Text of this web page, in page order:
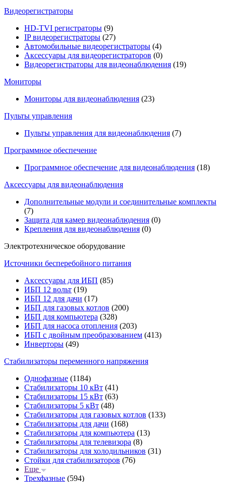
Видеорегистраторы
HD-TVI регистраторы (9)
IP видеорегистраторы (27)
Автомобильные видеорегистраторы (4)
Аксессуары для видеорегистраторов (0)
Видеорегистраторы для видеонаблюдения (19)
Мониторы
Мониторы для видеонаблюдения (23)
Пульты управления
Пульты управления для видеонаблюдения (7)
Программное обеспечение
Программное обеспечение для видеонаблюдения (18)
Аксессуары для видеонаблюдения
Дополнительные модули и соединительные комплекты
(7)
Защита для камер видеонаблюдения (0)
Крепления для видеонаблюдения (0)
Электротехническое оборудование
Источники бесперебойного питания
Аксессуары для ИБП (85)
ИБП 12 вольт (19)
ИБП 12 для дачи (17)
ИБП для газовых котлов (200)
ИБП для компьютера (328)
ИБП для насоса отопления (203)
ИБП с двойным преобразованием (413)
Инверторы (49)
Стабилизаторы переменного напряжения
Однофазные (1184)
Стабилизаторы 10 кВт (41)
Стабилизаторы 15 кВт (63)
Стабилизаторы 5 кВт (48)
Стабилизаторы для газовых котлов (133)
Стабилизаторы для дачи (168)
Стабилизаторы для компьютера (13)
Стабилизаторы для телевизора (8)
Стабилизаторы для холодильников (31)
Стойки для стабилизаторов (76)
Еще
Трехфазные (594)